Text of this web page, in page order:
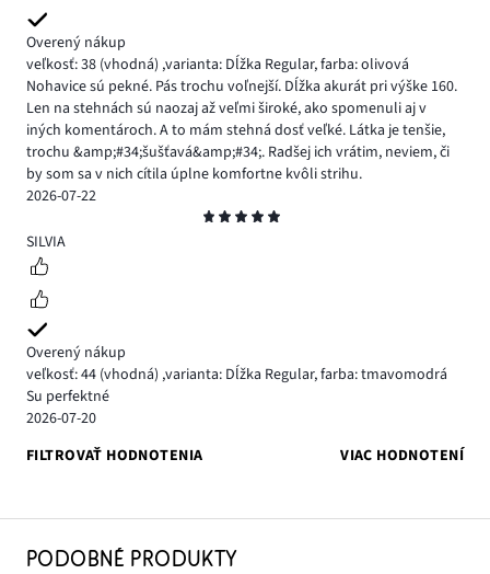
Overený nákup
veľkosť: 38 (vhodná) ,varianta: Dĺžka Regular,farba: olivová
Nohavice sú pekné. Pás trochu voľnejší. Dĺžka akurát pri výške 160.
Len na stehnách sú naozaj až veľmi široké, ako spomenuli aj v
iných komentároch. A to mám stehná dosť veľké. Látka je tenšie,
trochu &amp;#34;šušťavá&amp;#34;. Radšej ich vrátim, neviem, či
by som sa v nich cítila úplne komfortne kvôli strihu.
2026-07-22
5
SILVIA
Overený nákup
veľkosť: 44 (vhodná) ,varianta: Dĺžka Regular,farba: tmavomodrá
Su perfektné
2026-07-20
FILTROVAŤ HODNOTENIA
VIAC HODNOTENÍ
PODOBNÉ PRODUKTY